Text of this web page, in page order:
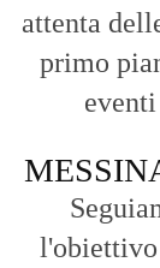
attenta
primo
l'obiettivo